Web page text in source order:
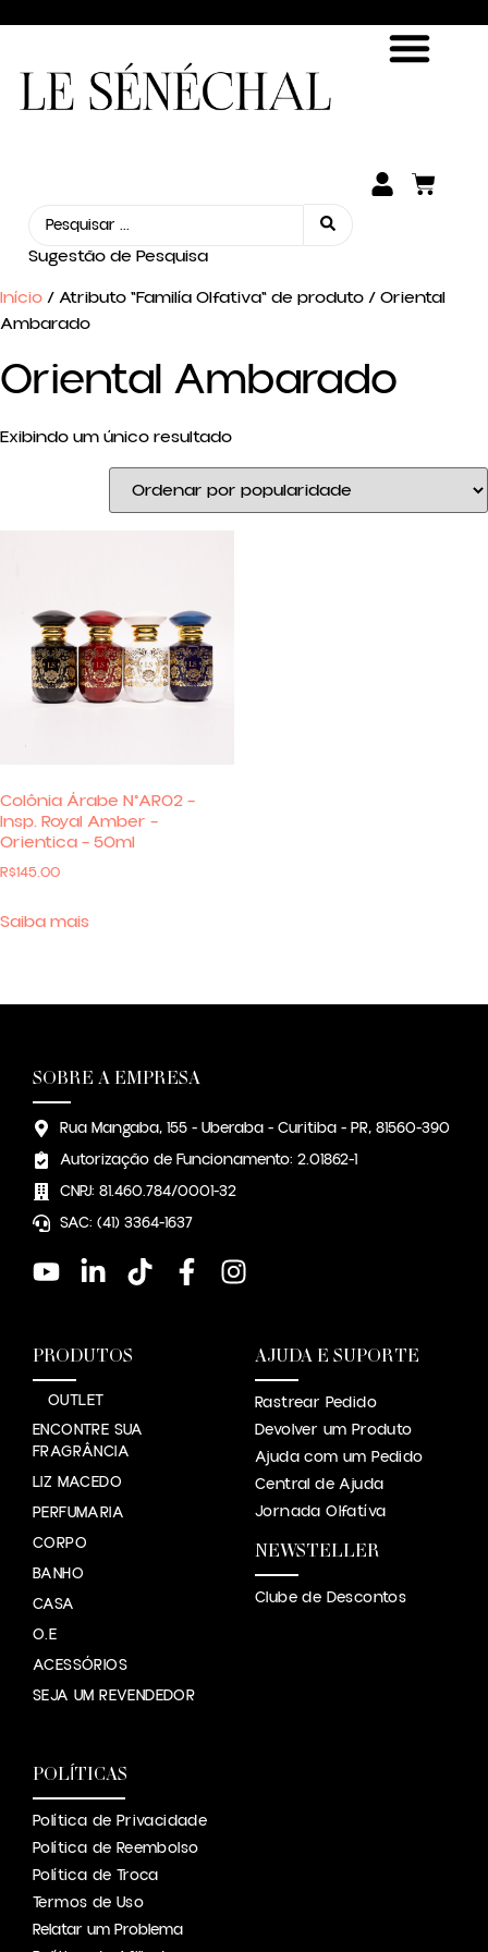
Sugestão de Pesquisa
Início/ Atributo "Familía Olfativa" de produto / Oriental
Ambarado
Oriental Ambarado
Exibindo um único resultado
Colônia Árabe N°AR02 –
Insp. Royal Amber –
Orientica – 50ml
R$145.00
Saiba mais
SOBRE A EMPRESA
Rua Mangaba, 155 - Uberaba - Curitiba - PR, 81560-390
Autorização de Funcionamento: 2.01862-1
CNPJ: 81.460.784/0001-32
SAC: (41) 3364-1637
PRODUTOS
OUTLET
ENCONTRE SUA
FRAGRÂNCIA
LIZ MACEDO
PERFUMARIA
CORPO
BANHO
CASA
O.E
ACESSÓRIOS
SEJA UM REVENDEDOR
AJUDA E SUPORTE
Rastrear Pedido
Devolver um Produto
Ajuda com um Pedido
Central de Ajuda
Jornada Olfatíva
NEWSTELLER
Clube de Descontos
POLÍTICAS
Política de Privacidade
Política de Reembolso
Política de Troca
Termos de Uso
Relatar um Problema